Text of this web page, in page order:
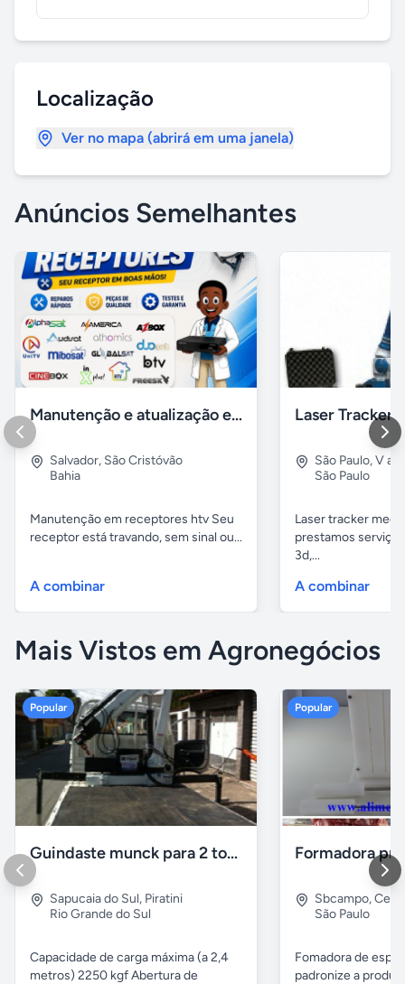
Localização
Ver no mapa (abrirá em uma janela)
Anúncios Semelhantes
Manutenção e atualização em receptores Htv em Salvador Ba
Salvador, São Cristóvão
Bahia
Manutenção em receptores htv Seu
receptor está travando, sem sinal ou...
A combinar
São Paulo,V
São Paulo
Laser tracker
prestamos
3d,...
A combinar
Mais Vistos em Agronegócios
Popular
Guindaste munck para 2 toneladas
Sapucaia do Sul, Piratini
Rio Grande do Sul
Capacidade de carga máxima (a 2,4
metros) 2250 kgf Abertura de
Popular
Sbcampo,
São Paulo
Fomadora de
padronize a